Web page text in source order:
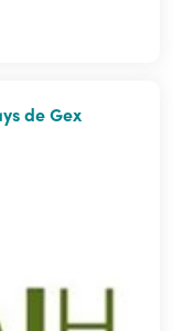
de Gex